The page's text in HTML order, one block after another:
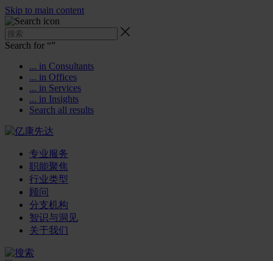
Skip to main content
Search for “”
... in Consultants
... in Offices
... in Services
... in Insights
Search all results
专业服务
职能聚焦
行业类型
顾问
分支机构
智识与洞见
关于我们